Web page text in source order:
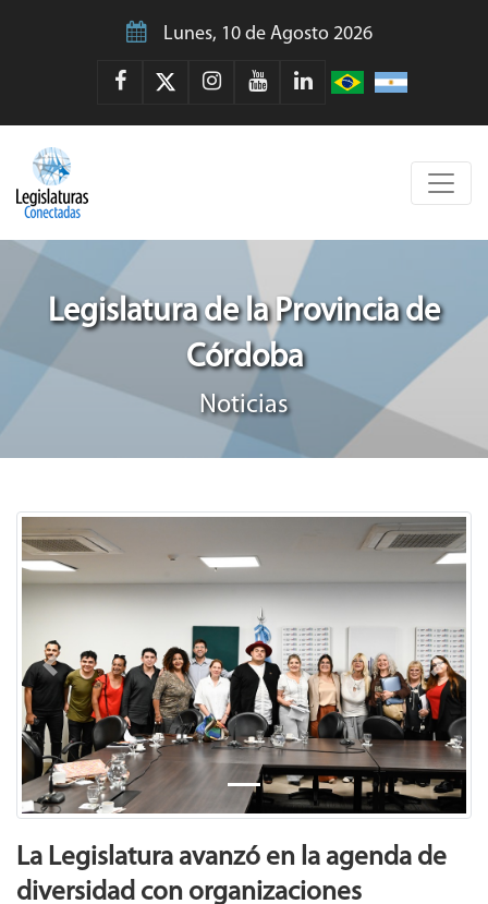
Lunes, 10 de Agosto 2026
Legislatura de la Provincia de
Córdoba
Noticias
Previous Next
La Legislatura avanzó en la agenda de
diversidad con organizaciones